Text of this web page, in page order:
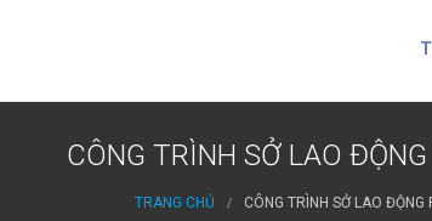
CÔNG TRÌNH SỞ LAO
TRANG CHỦ CÔNG TRÌNH SỞ LAO ĐỘNG